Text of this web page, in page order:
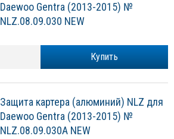
Daewoo Gentra (2013-2015) №
NLZ.08.09.030 NEW
Купить
Защита картера (алюминий) NLZ для
Daewoo Gentra (2013-2015) №
NLZ.08.09.030A NEW